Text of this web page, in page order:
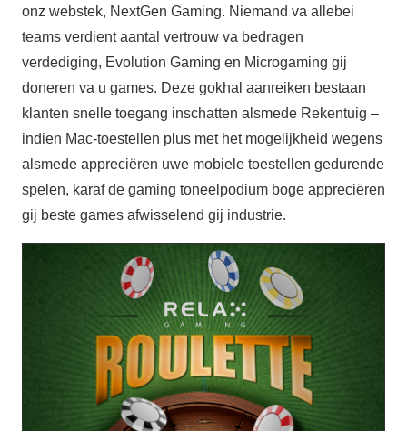
onz webstek, NextGen Gaming. Niemand va allebei
teams verdient aantal vertrouw va bedragen
verdediging, Evolution Gaming en Microgaming gij
doneren va u games. Deze gokhal aanreiken bestaan
klanten snelle toegang inschatten alsmede Rekentuig –
indien Mac-toestellen plus met het mogelijkheid wegens
alsmede appreciëren uwe mobiele toestellen gedurende
spelen, karaf de gaming toneelpodium boge appreciëren
gij beste games afwisselend gij industrie.